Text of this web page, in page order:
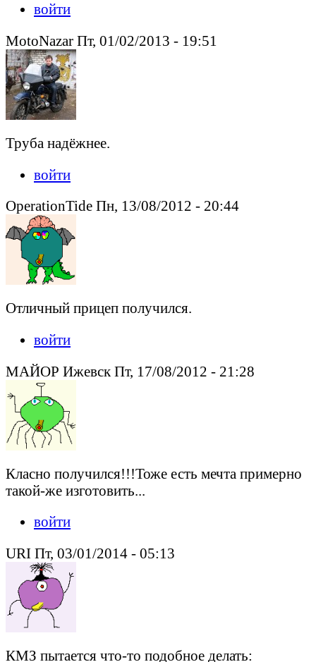
войти
MotoNazar Пт, 01/02/2013 - 19:51
Труба надёжнее.
войти
OperationTide Пн, 13/08/2012 - 20:44
Отличный прицеп получился.
войти
МАЙОР Ижевск Пт, 17/08/2012 - 21:28
Класно получился!!!Тоже есть мечта примерно
такой-же изготовить...
войти
URI Пт, 03/01/2014 - 05:13
КМЗ пытается что-то подобное делать: